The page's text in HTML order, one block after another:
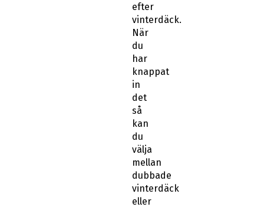
efter
vinterdäck.
När
du
har
knappat
in
det
så
kan
du
välja
mellan
dubbade
vinterdäck
eller